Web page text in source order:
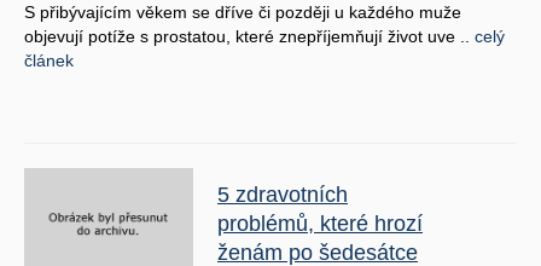
S přibývajícím věkem se dříve či později u každého muže
objevují potíže s prostatou, které znepříjemňují život uve .. celý
článek
5 zdravotních
problémů, které hrozí
ženám po šedesátce